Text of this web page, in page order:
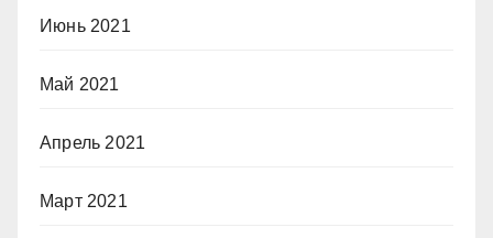
Июнь 2021
Май 2021
Апрель 2021
Март 2021